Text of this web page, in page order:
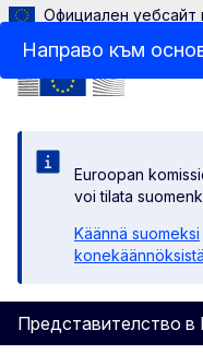
Направо към
Официален уебсайт
Euroopan
voi tilata
Käännä suomeksi
konekäännöksistä
Представителство в
Menu